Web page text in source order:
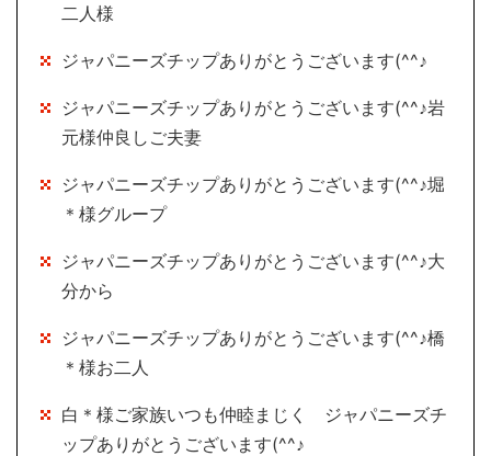
二人様
ジャパニーズチップありがとうございます(^^♪
ジャパニーズチップありがとうございます(^^♪岩
元様仲良しご夫妻
ジャパニーズチップありがとうございます(^^♪堀
＊様グループ
ジャパニーズチップありがとうございます(^^♪大
分から
ジャパニーズチップありがとうございます(^^♪橋
＊様お二人
白＊様ご家族いつも仲睦まじく ジャパニーズチ
ップありがとうございます(^^♪